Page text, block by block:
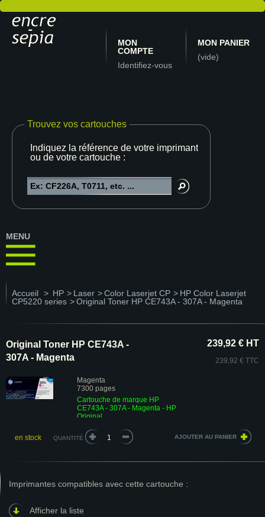
MON
COMPTE
Identifiez-vous
MON PANIER
(vide)
Trouvez vos cartouches
Indiquez la référence de votre imprimante
ou de votre cartouche :
MENU
Accueil > HP > Laser >Color Laserjet CP > HP Color Laserjet
CP5220 series >Original Toner HP CE743A - 307A - Magenta
Original Toner HP CE743A -
307A - Magenta
Magenta
7300 pages
Cartouche de marque HP
CE743A - 307A - Magenta - HP
Original
239,92 € HT
239,92 € TTC
en stock QUANTITÉ
Imprimantes compatibles avec cette cartouche :
Afficher la liste